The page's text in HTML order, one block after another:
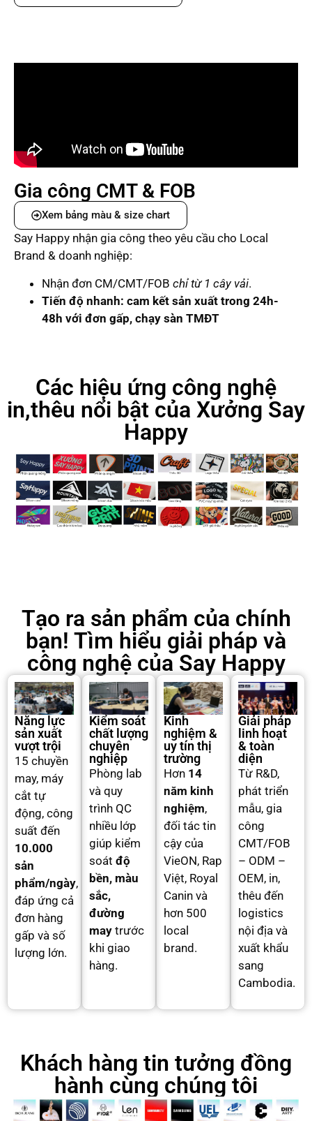
Gia công CMT & FOB
Xem bảng màu & size chart
Say Happy nhận gia công theo yêu cầu cho Local
Brand & doanh nghiệp:
Nhận đơn CM/CMT/FOB chỉ từ 1 cây vải.
Tiến độ nhanh: cam kết sản xuất trong 24h-
48h với đơn gấp, chạy sàn TMĐT
Các hiệu ứng công nghệ
in,thêu nổi bật của Xưởng Say
Happy
Tạo ra sản phẩm của chính
bạn! Tìm hiểu giải pháp và
công nghệ của Say Happy
Năng lực
sản xuất
vượt trội
15 chuyền
may, máy
cắt tự
động, công
suất đến
10.000
sản
phẩm/ngày,
đáp ứng cả
đơn hàng
gấp và số
lượng lớn.
Kiểm soát
chất lượng
chuyên
nghiệp
Phòng lab
và quy
trình QC
nhiều lớp
giúp kiểm
soát độ
bền, màu
sắc,
đường
may trước
khi giao
hàng.
Kinh
nghiệm &
uy tín thị
trường
Hơn 14
năm kinh
nghiệm,
đối tác tin
cậy của
VieON, Rap
Việt, Royal
Canin và
hơn 500
local
brand.
Giải pháp
linh hoạt
& toàn
diện
Từ R&D,
phát triển
mẫu, gia
công
CMT/FOB
– ODM –
OEM, in,
thêu đến
logistics
nội địa và
xuất khẩu
sang
Cambodia.
Khách hàng tin tưởng đồng
hành cùng chúng tôi